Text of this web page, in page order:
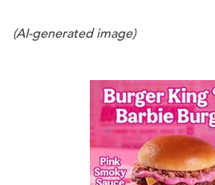
(AI-generated image)